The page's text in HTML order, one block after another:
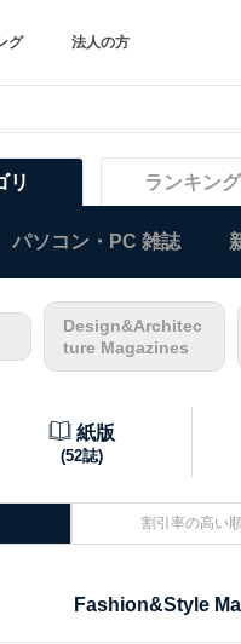
グ 法人の方
リ ランキング
パソコン・PC 雑誌
Design&Architec
ture Magazines
紙版
(52誌)
割引率の高い
Fashion&Style